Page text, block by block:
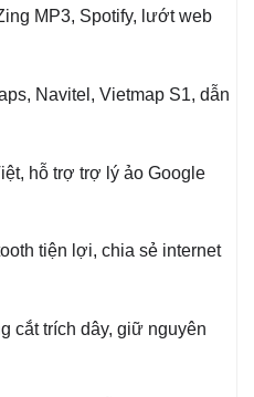
MP3, Spotify, lướt web
Navitel, Vietmap S1, dẫn
hỗ trợ trợ lý ảo Google
tiện lợi, chia sẻ internet
cắt trích dây, giữ nguyên